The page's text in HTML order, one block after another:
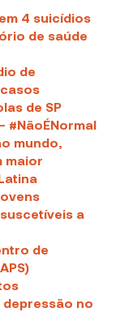
4 suicídios
de saúde
de
de SP
#NãoÉNormal
mundo,
maior
a
de
no